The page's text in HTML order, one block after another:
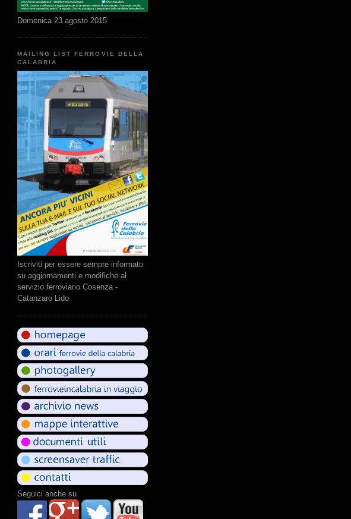
Domenica 23 agosto 2015
MAILING LIST FERROVIE DELLA
CALABRIA
Iscriviti per essere sempre informato
su aggiornamenti e modifiche al
servizio ferroviario Cosenza -
Catanzaro Lido
Seguici anche su